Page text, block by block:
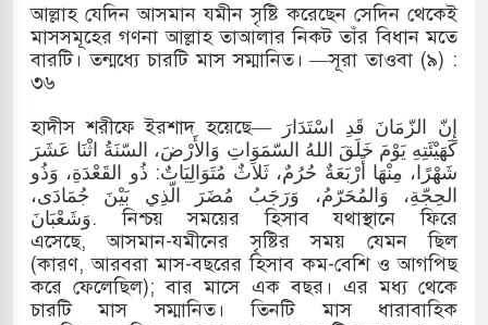
আবেদন, বরগুনার এসআইয়ের বিরুদ্ধে
পথচলার কেন্দ্র হবে: ড.
সৌদির বিনিয়োগের আহবান প্রধানমন্ত্রীর
ও ছাত্রলীগের আচরণ ইসরায়েলের
আল্লাহ যেদিন আসমান যমীন সৃষ্টি করেছেন সেদিন থেকেই
মাসসমূহের গণনা আল্লাহ তাআলার নিকট তাঁর বিধান মতে
বারটি। তন্মধ্যে চারটি মাস সম্মানিত। —সূরা তাওবা (৯) :
৩৬
হাদীস শরীফে ইরশাদ হয়েছে— إِنّ الزّمَانَ قَدِ اسْتَدَارَ
كَهَيْئَتِهِ يَوْمَ خَلَقَ اللهُ السّمَوَاتِ وَالأَرْضَ، السّنَةُ اثْنَا عَشَرَ
شَهْرًا، مِنْهَا أَرْبَعَةٌ حُرُمٌ، ثَلاَثٌ مُتَوَالِيَاتٌ: ذُو القَعْدَةِ، وَذُو
الحِجّةِ، وَالمُحَرّمُ، وَرَجَبُ مُضَرَ الّذِي بَيْنَ جُمَادَى،
وَشَعْبَانَ. নিশ্চয় সময়ের হিসাব যথাস্থানে ফিরে
এসেছে, আসমান-যমীনের সৃষ্টির সময় যেমন ছিল
(কারণ, আরবরা মাস-বছরের হিসাব কম-বেশি ও আগপিছ
করে ফেলেছিল); বার মাসে এক বছর। এর মধ্য থেকে
চারটি মাস সম্মানিত। তিনটি মাস ধারাবাহিক